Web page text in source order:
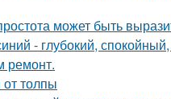
может быть
- глубокий,
ремонт.
толпы